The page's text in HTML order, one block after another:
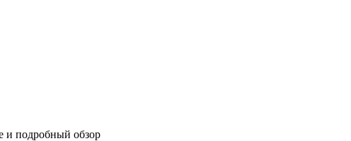
и подробный обзор